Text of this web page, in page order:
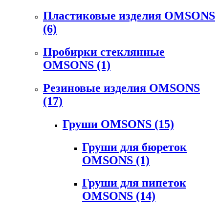
Пластиковые изделия OMSONS
(6)
Пробирки стеклянные
OMSONS (1)
Резиновые изделия OMSONS
(17)
Груши OMSONS (15)
Груши для бюреток
OMSONS (1)
Груши для пипеток
OMSONS (14)